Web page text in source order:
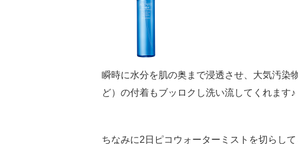
瞬時に水分を肌の奥まで浸透させ、大気汚染
ど）の付着もブッロクし洗い流してくれます♪
ちなみに2日ピコウォーターミストを切らし